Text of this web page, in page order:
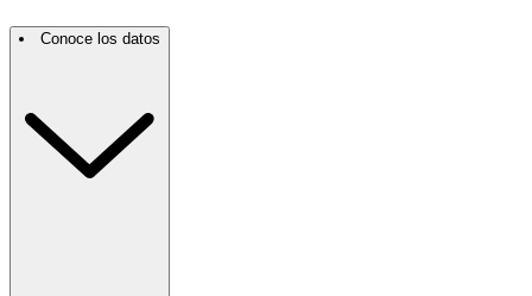
Conoce los datos